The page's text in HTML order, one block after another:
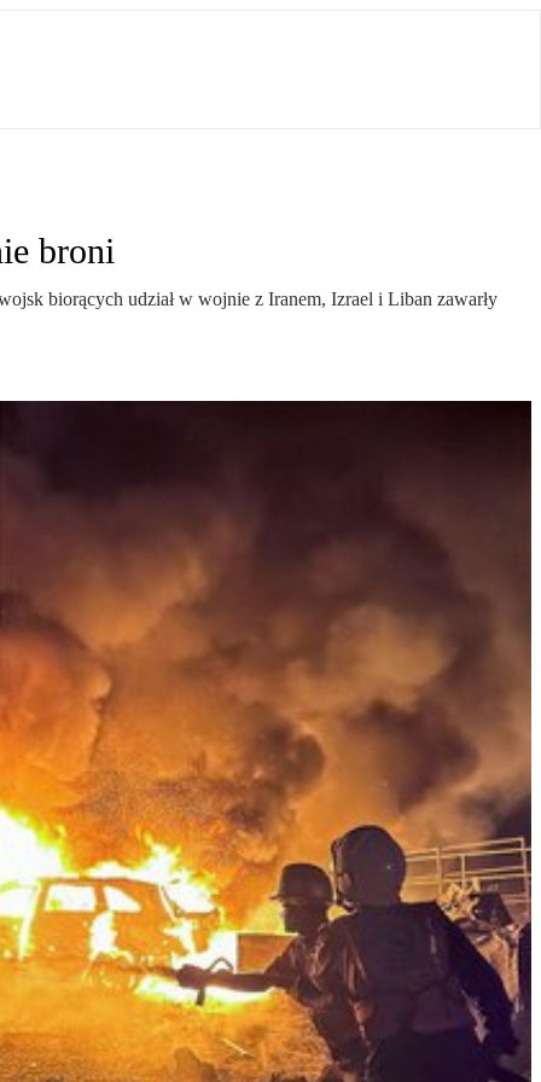
broni
biorących udział w wojnie z Iranem, Izrael i Liban zawarły